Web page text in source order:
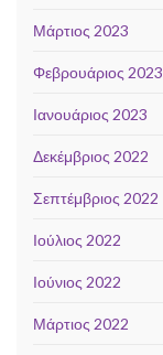
Μάρτιος 2023
Φεβρουάριος 2023
Ιανουάριος 2023
Δεκέμβριος 2022
Σεπτέμβριος 2022
Ιούλιος 2022
Ιούνιος 2022
Μάρτιος 2022